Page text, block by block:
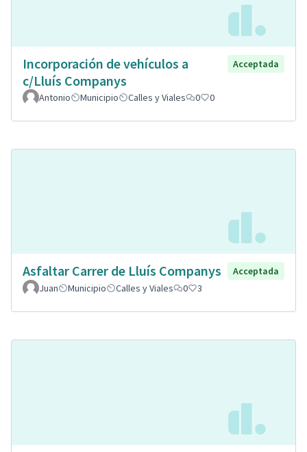
Incorporación de vehículos a
c/Lluís Companys
Acceptada
Antonio Municipio Calles y Viales 0 0
Asfaltar Carrer de Lluís Companys
Acceptada
Juan
Municipio Calles y Viales 0 3